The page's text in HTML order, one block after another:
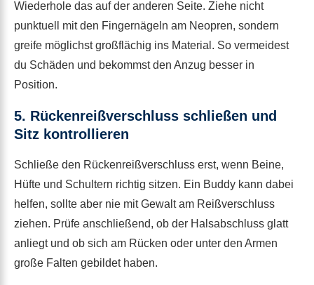
Wiederhole das auf der anderen Seite. Ziehe nicht
punktuell mit den Fingernägeln am Neopren, sondern
greife möglichst großflächig ins Material. So vermeidest
du Schäden und bekommst den Anzug besser in
Position.
5. Rückenreißverschluss schließen und
Sitz kontrollieren
Schließe den Rückenreißverschluss erst, wenn Beine,
Hüfte und Schultern richtig sitzen. Ein Buddy kann dabei
helfen, sollte aber nie mit Gewalt am Reißverschluss
ziehen. Prüfe anschließend, ob der Halsabschluss glatt
anliegt und ob sich am Rücken oder unter den Armen
große Falten gebildet haben.